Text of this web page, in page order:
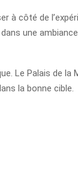
côté de
une
Le Palais de la
la bonne cible.